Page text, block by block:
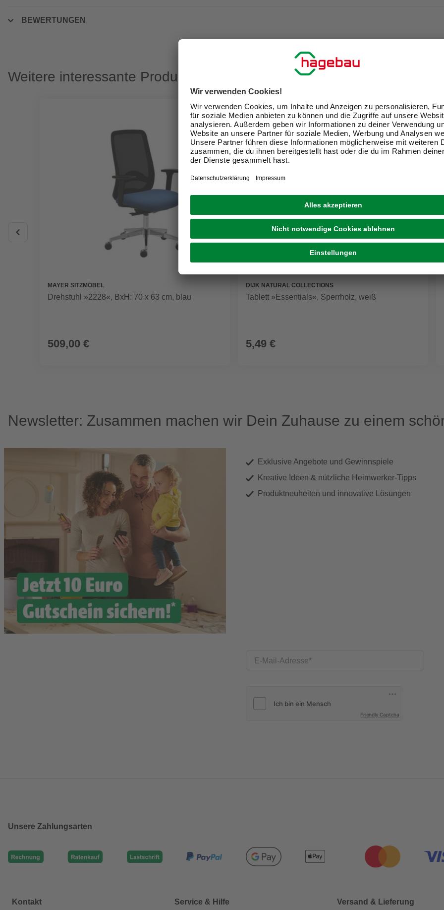
BEWERTUNGEN
Weitere interessante Produkte
MAYER SITZMÖBEL
Drehstuhl »2228«, BxH: 70 x 63 cm, blau
509,00 €
DIJK NATURAL COLLECTIONS
Tablett »Essentials«, Sperrholz, weiß
5,49 €
Newsletter: Zusammen machen wir Dein Zuhause zu einem
Exklusive Angebote und Gewinnspiele
Kreative Ideen & nützliche Heimwerker-Tipps
Produktneuheiten und innovative Lösungen
E-Mail-Adresse
Friendly Captcha
Unsere Zahlungsarten
Kontakt Service & Hilfe Versand & Lieferung